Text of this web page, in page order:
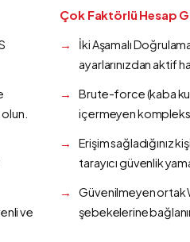
ve
Çok Faktörlü Hesap
İki Aşamalı
ayarlarınızdan aktif
Brute-force (kaba
içermeyen kompleks
Erişim sağladığınız
tarayıcı güvenlik
Güvenilmeyen ortak
şebekelerine